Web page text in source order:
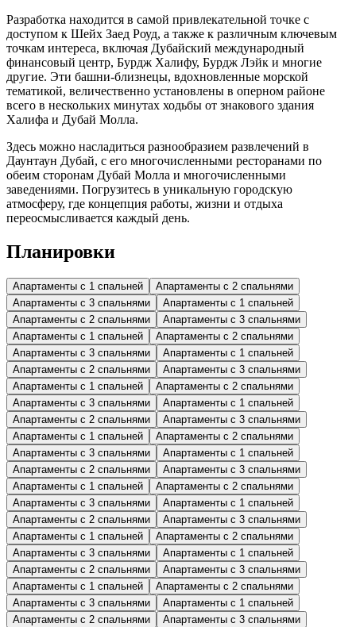
Разработка находится в самой привлекательной точке с
доступом к Шейх Заед Роуд, а также к различным ключевым
точкам интереса, включая Дубайский международный
финансовый центр, Бурдж Халифу, Бурдж Лэйк и многие
другие. Эти башни-близнецы, вдохновленные морской
тематикой, величественно установлены в оперном районе
всего в нескольких минутах ходьбы от знакового здания
Халифа и Дубай Молла.
Здесь можно насладиться разнообразием развлечений в
Даунтаун Дубай, с его многочисленными ресторанами по
обеим сторонам Дубай Молла и многочисленными
заведениями. Погрузитесь в уникальную городскую
атмосферу, где концепция работы, жизни и отдыха
переосмысливается каждый день.
Планировки
Апартаменты с 1 спальней
Апартаменты с 2 спальнями
Апартаменты с 3 спальнями
Апартаменты с 1 спальней
Апартаменты с 2 спальнями
Апартаменты с 3 спальнями
Апартаменты с 1 спальней
Апартаменты с 2 спальнями
Апартаменты с 3 спальнями
Апартаменты с 1 спальней
Апартаменты с 2 спальнями
Апартаменты с 3 спальнями
Апартаменты с 1 спальней
Апартаменты с 2 спальнями
Апартаменты с 3 спальнями
Апартаменты с 1 спальней
Апартаменты с 2 спальнями
Апартаменты с 3 спальнями
Апартаменты с 1 спальней
Апартаменты с 2 спальнями
Апартаменты с 3 спальнями
Апартаменты с 1 спальней
Апартаменты с 2 спальнями
Апартаменты с 3 спальнями
Апартаменты с 1 спальней
Апартаменты с 2 спальнями
Апартаменты с 3 спальнями
Апартаменты с 1 спальней
Апартаменты с 2 спальнями
Апартаменты с 3 спальнями
Апартаменты с 1 спальней
Апартаменты с 2 спальнями
Апартаменты с 3 спальнями
Апартаменты с 1 спальней
Апартаменты с 2 спальнями
Апартаменты с 3 спальнями
Апартаменты с 1 спальней
Апартаменты с 2 спальнями
Апартаменты с 3 спальнями
Апартаменты с 1 спальней
Апартаменты с 2 спальнями
Апартаменты с 3 спальнями